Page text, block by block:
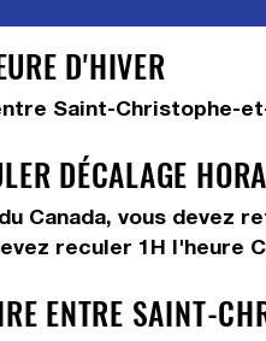
D'HIVER
Saint-Christophe-
DÉCALAGE
Canada, vous devez
reculer 1H l'heure
ENTRE SAINT-